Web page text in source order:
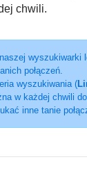
chwili.
wyszukiwarki
połączeń.
wyszukiwania (
w każdej chwili
inne tanie